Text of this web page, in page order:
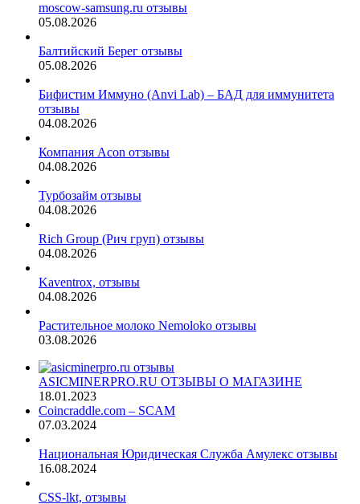
moscow-samsung.ru отзывы
05.08.2026
Балтийский Берег отзывы
05.08.2026
Бифистим Иммуно (Anvi Lab) – БАД для иммунитета
отзывы
04.08.2026
Компания Acon отзывы
04.08.2026
Турбозайм отзывы
04.08.2026
Rich Group (Рич груп) отзывы
04.08.2026
Kaventrox, отзывы
04.08.2026
Растительное молоко Nemoloko отзывы
03.08.2026
ASICMINERPRO.RU ОТЗЫВЫ О МАГАЗИНЕ
18.01.2023
Coincraddle.com – SCAM
07.03.2024
Национальная Юридическая Служба Амулекс отзывы
16.08.2024
CSS-lkt, отзывы